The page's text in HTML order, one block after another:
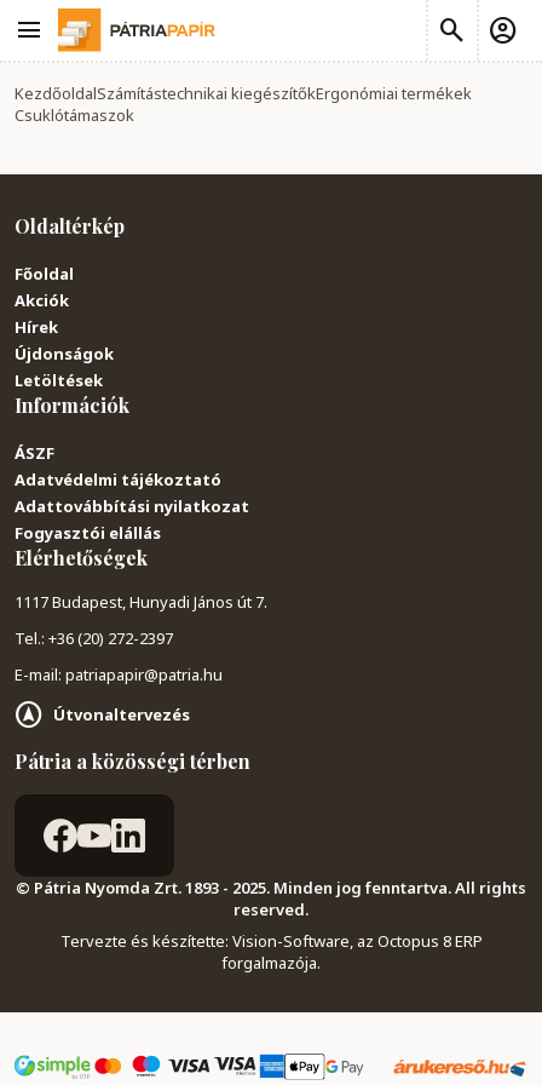
KezdőoldalSzámítástechnikai kiegészítőkErgonómiai termékek
Csuklótámaszok
Oldaltérkép
Főoldal
Akciók
Hírek
Újdonságok
Letöltések
Információk
ÁSZF
Adatvédelmi tájékoztató
Adattovábbítási nyilatkozat
Fogyasztói elállás
Elérhetőségek
1117 Budapest, Hunyadi János út 7.
Tel.: +36 (20) 272-2397
E-mail: patriapapir@patria.hu
Útvonaltervezés
Pátria a közösségi térben
© Pátria Nyomda Zrt. 1893 - 2025. Minden jog fenntartva. All rights
reserved.
Tervezte és készítette: Vision-Software, az Octopus 8 ERP
forgalmazója.